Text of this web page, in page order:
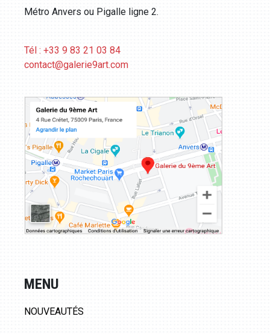
Métro Anvers ou Pigalle ligne 2.
Tél : +33 9 83 21 03 84
contact@galerie9art.com
MENU
NOUVEAUTÉS